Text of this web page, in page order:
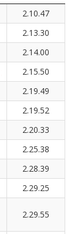
2.10.47
2.13.30
2.14.00
2.15.50
2.19.49
2.19.52
2.20.33
2.25.38
2.28.39
2.29.25
2.29.55